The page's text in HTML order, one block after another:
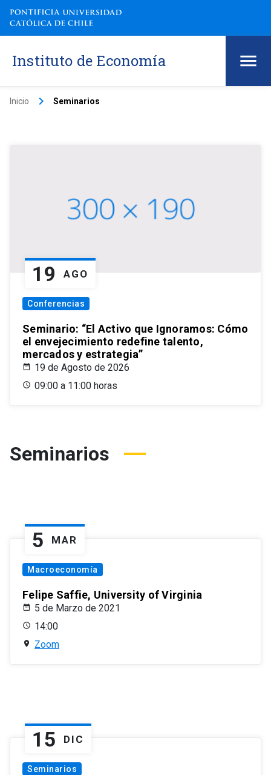
Instituto de Economía
Inicio keyboard_arrow_right Seminarios
19 AGO
Conferencias
Seminario: “El Activo que Ignoramos: Cómo
el envejecimiento redefine talento,
mercados y estrategia”
19 de Agosto de 2026
09:00 a 11:00 horas
Seminarios
5 MAR
Macroeconomía
Felipe Saffie, University of Virginia
5 de Marzo de 2021
14:00
Zoom
15 DIC
Seminarios